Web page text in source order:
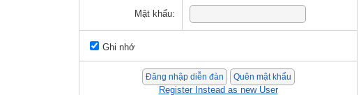
Mật khẩu:
Ghi nhớ
Register Instead as new User